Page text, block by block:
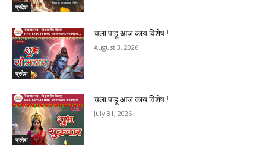
प्रदेश
प्रदेश
चला पाहू आज काय विशेष !
August 3, 2026
प्रदेश
चला पाहू आज काय विशेष !
July 31, 2026